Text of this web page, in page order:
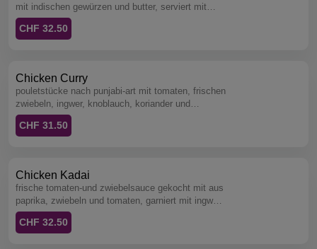
mit indischen gewürzen und butter, serviert mit
reis.
CHF 32.50
Chicken Curry
pouletstücke nach punjabi-art mit tomaten, frischen
zwiebeln, ingwer, knoblauch, koriander und
gewürzen, serviert mit reis.
CHF 31.50
Chicken Kadai
frische tomaten-und zwiebelsauce gekocht mit aus
paprika, zwiebeln und tomaten, garniert mit ingwer
und koriander, serviert mit reis.
CHF 32.50